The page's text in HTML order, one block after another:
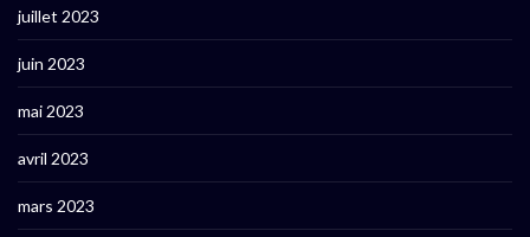
juillet 2023
juin 2023
mai 2023
avril 2023
mars 2023